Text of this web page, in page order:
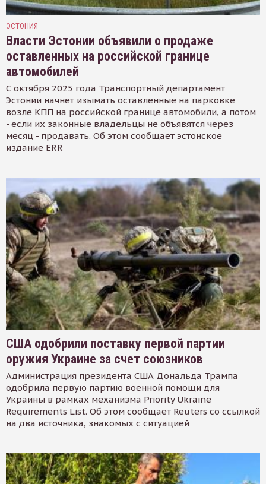
ЭСТОНИЯ
Власти Эстонии объявили о продаже
оставленных на российской границе
автомобилей
С октября 2025 года Транспортный департамент
Эстонии начнет изымать оставленные на парковке
возле КПП на российской границе автомобили, а потом
- если их законные владельцы не объявятся через
месяц - продавать. Об этом сообщает эстонское
издание ERR
США одобрили поставку первой партии
оружия Украине за счет союзников
Администрация президента США Дональда Трампа
одобрила первую партию военной помощи для
Украины в рамках механизма Priority Ukraine
Requirements List. Об этом сообщает Reuters со ссылкой
на два источника, знакомых с ситуацией